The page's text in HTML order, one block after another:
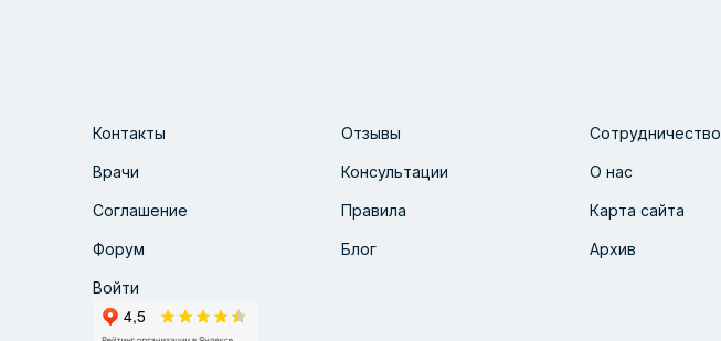
Контакты Отзывы Сотрудничество
Врачи Консультации О нас
Соглашение Правила Карта сайта
Форум Блог Архив
Войти